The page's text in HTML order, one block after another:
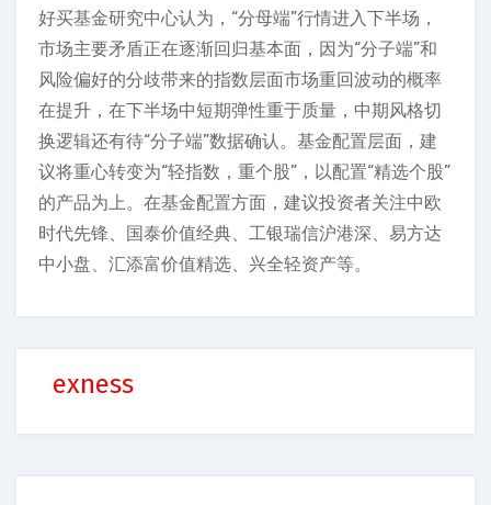
好买基金研究中心认为，“分母端”行情进入下半场，
市场主要矛盾正在逐渐回归基本面，因为“分子端”和
风险偏好的分歧带来的指数层面市场重回波动的概率
在提升，在下半场中短期弹性重于质量，中期风格切
换逻辑还有待“分子端”数据确认。基金配置层面，建
议将重心转变为“轻指数，重个股”，以配置“精选个股”
的产品为上。在基金配置方面，建议投资者关注中欧
时代先锋、国泰价值经典、工银瑞信沪港深、易方达
中小盘、汇添富价值精选、兴全轻资产等。
exness